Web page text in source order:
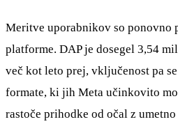
Meritve uporabnikov so ponovno
platforme. DAP je dosegel 3,54
več kot leto prej, vključenost pa
formate, ki jih Meta učinkovito
rastoče prihodke od očal z